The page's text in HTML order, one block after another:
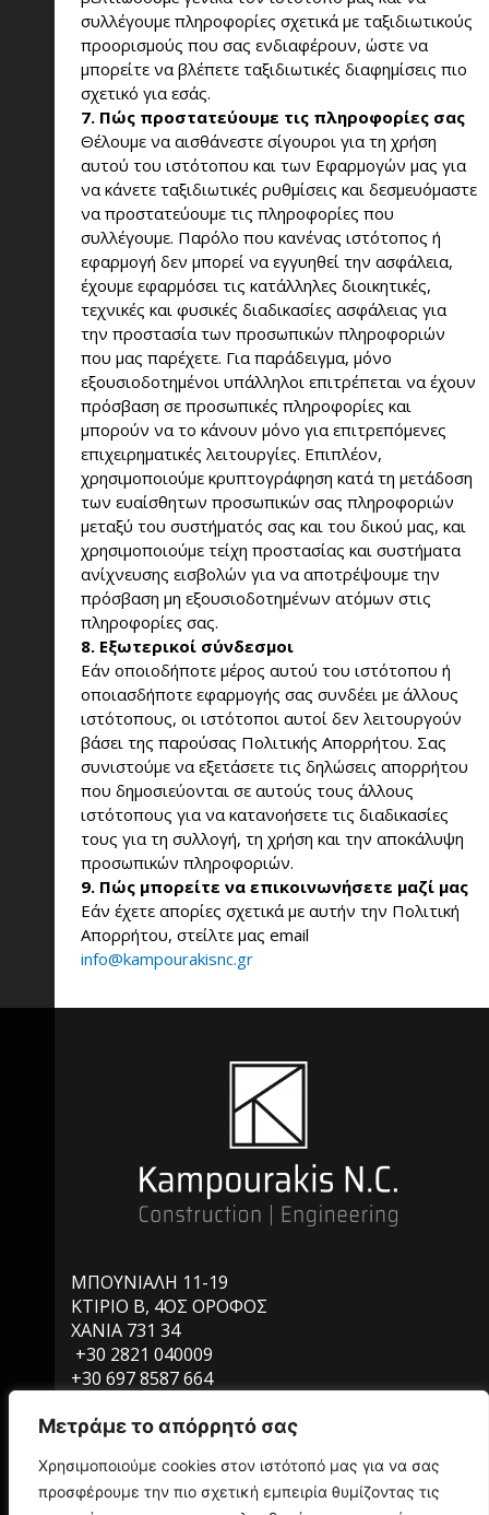
Μετράμε το απόρρητό σας
Χρησιμοποιούμε cookies στον ιστότοπό μας για να σας
προσφέρουμε την πιο σχετική εμπειρία θυμίζοντας τις
συλλέγουμε πληροφορίες σχετικά με ταξιδιωτικούς
προορισμούς που σας ενδιαφέρουν, ώστε να
μπορείτε να βλέπετε ταξιδιωτικές διαφημίσεις πιο
σχετικό για εσάς.
7. Πώς προστατεύουμε τις πληροφορίες σας
Θέλουμε να αισθάνεστε σίγουροι για τη χρήση
αυτού του ιστότοπου και των Εφαρμογών μας για
να κάνετε ταξιδιωτικές ρυθμίσεις και δεσμευόμαστε
να προστατεύουμε τις πληροφορίες που
συλλέγουμε. Παρόλο που κανένας ιστότοπος ή
εφαρμογή δεν μπορεί να εγγυηθεί την ασφάλεια,
έχουμε εφαρμόσει τις κατάλληλες διοικητικές,
τεχνικές και φυσικές διαδικασίες ασφάλειας για
την προστασία των προσωπικών πληροφοριών
που μας παρέχετε. Για παράδειγμα, μόνο
εξουσιοδοτημένοι υπάλληλοι επιτρέπεται να έχουν
πρόσβαση σε προσωπικές πληροφορίες και
μπορούν να το κάνουν μόνο για επιτρεπόμενες
επιχειρηματικές λειτουργίες. Επιπλέον,
χρησιμοποιούμε κρυπτογράφηση κατά τη μετάδοση
των ευαίσθητων προσωπικών σας πληροφοριών
μεταξύ του συστήματός σας και του δικού μας, και
χρησιμοποιούμε τείχη προστασίας και συστήματα
ανίχνευσης εισβολών για να αποτρέψουμε την
πρόσβαση μη εξουσιοδοτημένων ατόμων στις
πληροφορίες σας.
8. Εξωτερικοί σύνδεσμοι
Εάν οποιοδήποτε μέρος αυτού του ιστότοπου ή
οποιασδήποτε εφαρμογής σας συνδέει με άλλους
ιστότοπους, οι ιστότοποι αυτοί δεν λειτουργούν
βάσει της παρούσας Πολιτικής Απορρήτου. Σας
συνιστούμε να εξετάσετε τις δηλώσεις απορρήτου
που δημοσιεύονται σε αυτούς τους άλλους
ιστότοπους για να κατανοήσετε τις διαδικασίες
τους για τη συλλογή, τη χρήση και την αποκάλυψη
προσωπικών πληροφοριών.
9. Πώς μπορείτε να επικοινωνήσετε μαζί μας
Εάν έχετε απορίες σχετικά με αυτήν την Πολιτική
Απορρήτου, στείλτε μας email
info@kampourakisnc.gr
ΜΠΟΥΝΙΑΛΗ 11-19
ΚΤΙΡΙΟ Β, 4ΟΣ ΟΡΟΦΟΣ
ΧΑΝΙΑ 731 34
+30 2821 040009
+30 697 8587 664
ΥΠΗΡΕΣΙΕΣ